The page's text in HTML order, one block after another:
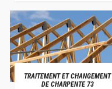
TRAITEMENT ET CHANGEMENT
DE CHARPENTE 73